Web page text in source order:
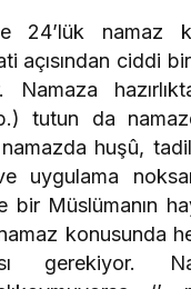
24’lük namaz
açısından ciddi
Namaza
tutun da
huşû,
uygulama
bir Müslümanın
konusunda
gerekiyor.